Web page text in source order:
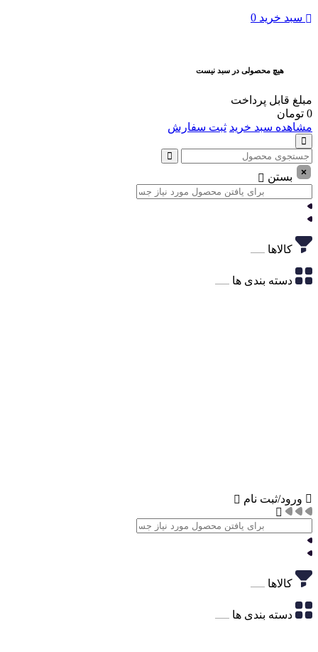
سبد خرید 0
هیچ محصولی در سبد نیست
مبلغ قابل پرداخت
0 تومان
مشاهده سبد خرید ثبت سفارش
بستن
کالاها
دسته بندی ها
ورود/ثبت نام
کالاها
دسته بندی ها